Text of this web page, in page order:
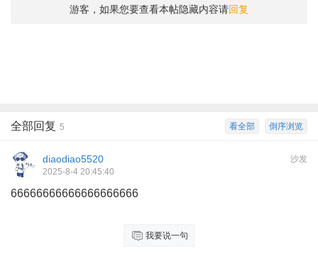
游客，如果您要查看本帖隐藏内容请回复
倒序浏览
看全部
全部回复 5
沙发
diaodiao5520
2025-8-4 20:45:40
66666666666666666666
我要说一句